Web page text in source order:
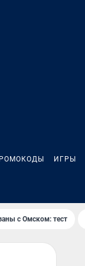
ИГРЫ
с Омском: тест